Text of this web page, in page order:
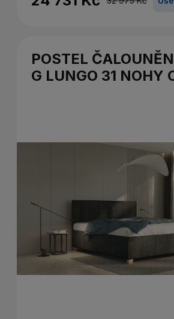
POSTEL
G LUNGO 31 NOHY